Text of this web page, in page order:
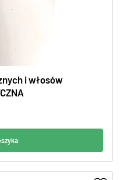
i włosów